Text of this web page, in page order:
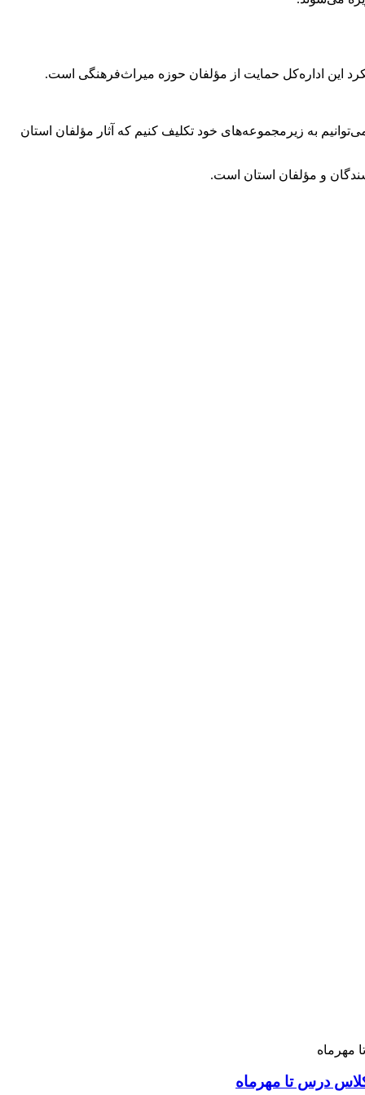
این اداره‌کل حمایت از مؤلفان حوزه میراث‌فرهنگی است.
به زیرمجموعه‌های خود تکلیف کنیم که آثار مؤلفان استان
و مؤلفان استان است.